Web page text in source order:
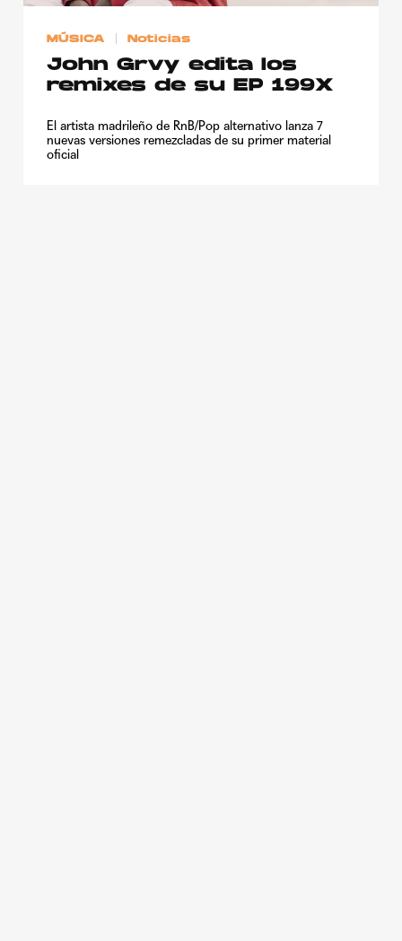
MÚSICA Noticias
John Grvy edita los
remixes de su EP 199X
El artista madrileño de RnB/Pop alternativo lanza 7
nuevas versiones remezcladas de su primer material
oficial